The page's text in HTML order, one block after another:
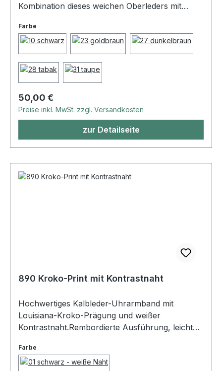
Kombination dieses weichen Oberleders mit
angenehmes Tragegefühl. Farblich abgesetzte,
handpolierte und handversiegelte Schnittkante.
Edelstahl Dornschließe. Durch die aufwändige,
vegetabile Gerbung ist die Produktionsdauer für
haltbaren, widerstandsfähigen Leder. Zudem ist
es durch den hohen Fettanteil wasserabweisend.
Farbe
Regulärer Preis:
50,00 €
Preise inkl. MwSt. zzgl. Versandkosten
zur Detailseite
890 Kroko-Print mit Kontrastnaht
Hochwertiges Kalbleder-Uhrarmband mit
Louisiana-Kroko-Prägung und weißer
Kontrastnaht.Rembordierte Ausführung, leicht
und Edelstahl-Dornschließe.
Farbe